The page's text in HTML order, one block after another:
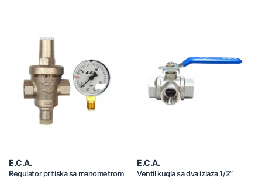
E.C.A.
Regulator pritiska sa manometrom
E.C.A.
Ventil kugla sa dva izlaza 1/2”